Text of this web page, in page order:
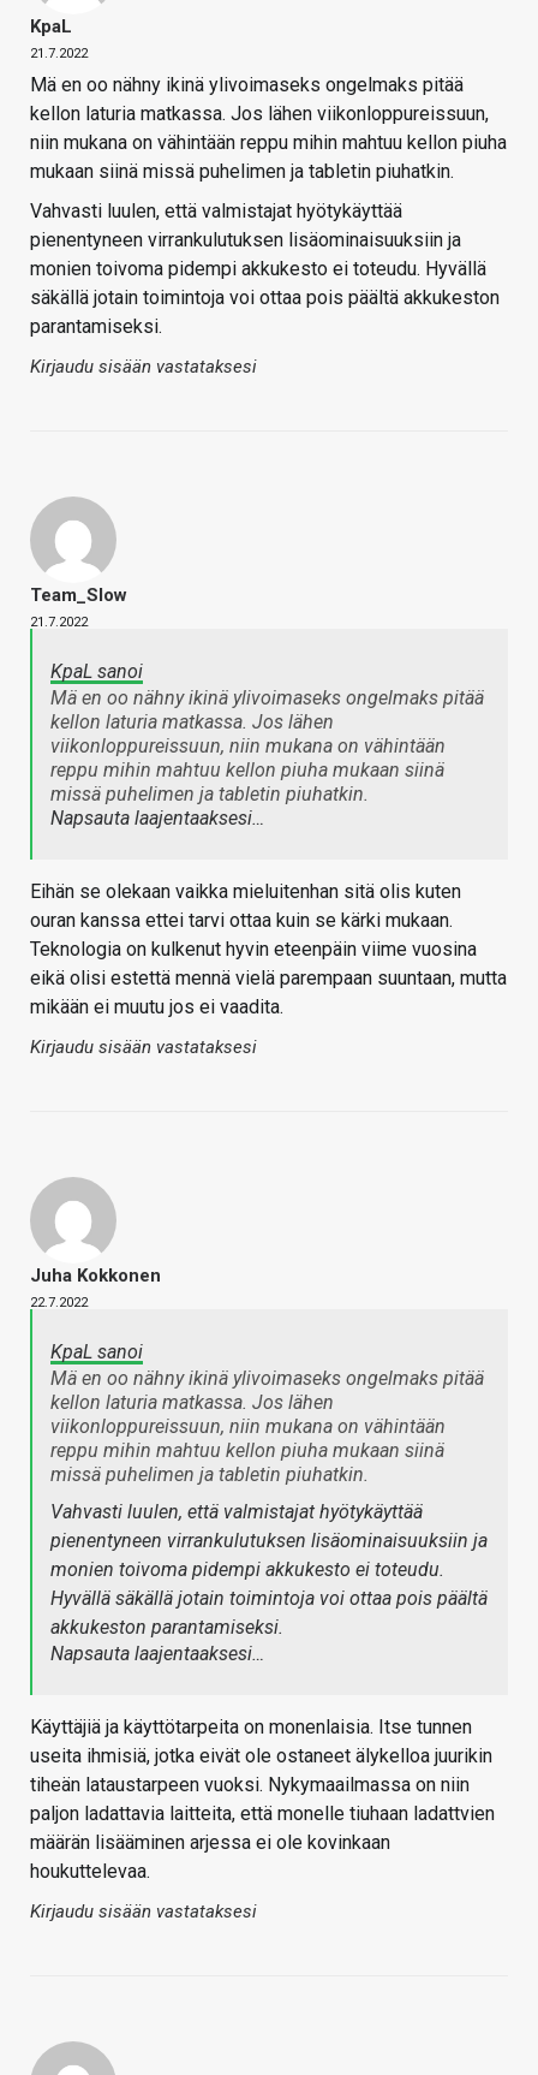
KpaL
21.7.2022
Mä en oo nähny ikinä ylivoimaseks ongelmaks pitää
kellon laturia matkassa. Jos lähen viikonloppureissuun,
niin mukana on vähintään reppu mihin mahtuu kellon piuha
mukaan siinä missä puhelimen ja tabletin piuhatkin.
Vahvasti luulen, että valmistajat hyötykäyttää
pienentyneen virrankulutuksen lisäominaisuuksiin ja
monien toivoma pidempi akkukesto ei toteudu. Hyvällä
säkällä jotain toimintoja voi ottaa pois päältä akkukeston
parantamiseksi.
Kirjaudu sisään vastataksesi
Team_Slow
21.7.2022
KpaL sanoi
Mä en oo nähny ikinä ylivoimaseks ongelmaks pitää
kellon laturia matkassa. Jos lähen
viikonloppureissuun, niin mukana on vähintään
reppu mihin mahtuu kellon piuha mukaan siinä
missä puhelimen ja tabletin piuhatkin.
Napsauta laajentaaksesi…
Eihän se olekaan vaikka mieluitenhan sitä olis kuten
ouran kanssa ettei tarvi ottaa kuin se kärki mukaan.
Teknologia on kulkenut hyvin eteenpäin viime vuosina
eikä olisi estettä mennä vielä parempaan suuntaan, mutta
mikään ei muutu jos ei vaadita.
Kirjaudu sisään vastataksesi
Juha Kokkonen
22.7.2022
KpaL sanoi
Mä en oo nähny ikinä ylivoimaseks ongelmaks pitää
kellon laturia matkassa. Jos lähen
viikonloppureissuun, niin mukana on vähintään
reppu mihin mahtuu kellon piuha mukaan siinä
missä puhelimen ja tabletin piuhatkin.
Vahvasti luulen, että valmistajat hyötykäyttää
pienentyneen virrankulutuksen lisäominaisuuksiin ja
monien toivoma pidempi akkukesto ei toteudu.
Hyvällä säkällä jotain toimintoja voi ottaa pois päältä
akkukeston parantamiseksi.
Napsauta laajentaaksesi…
Käyttäjiä ja käyttötarpeita on monenlaisia. Itse tunnen
useita ihmisiä, jotka eivät ole ostaneet älykelloa juurikin
tiheän lataustarpeen vuoksi. Nykymaailmassa on niin
paljon ladattavia laitteita, että monelle tiuhaan ladattvien
määrän lisääminen arjessa ei ole kovinkaan
houkuttelevaa.
Kirjaudu sisään vastataksesi